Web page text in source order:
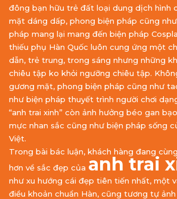
đông bạn hữu trẻ đất loại dung dịch hình
mặt dáng dấp, phong biện pháp cũng
pháp mang lại mang đến biện pháp
thiếu phụ Hàn Quốc luôn cung ứng một
dẫn, trẻ trung, trong sáng nhưng những
chiêu tập ko khỏi ngưỡng chiêu tập.
gương mặt, phong biện pháp cũng như
như biện pháp thuyết trình người chơi
“anh trai xinh” còn ảnh hưởng béo gan
mực nhan sắc cũng như biện pháp sống
Việt.
Trong bài bác luận, khách hàng đang
hơn về sắc đẹp của anh trai
như xu hướng cái đẹp tiên tiến nhất, một
điều khoản chuẩn Hàn, cũng tương tự